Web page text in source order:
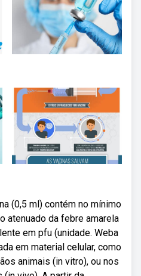
(0,5 ml) contém no mínimo
atenuado da febre amarela
em pfu (unidade. Weba
em material celular, como
animais (in vitro), ou nos